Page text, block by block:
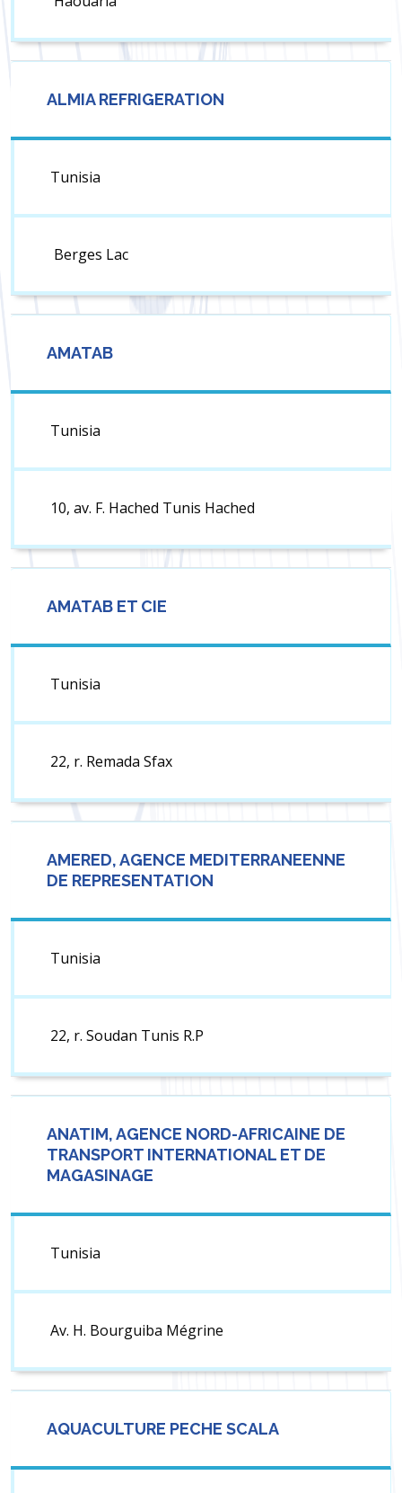
ALMIA REFRIGERATION
Tunisia
Berges Lac
AMATAB
Tunisia
10, av. F. Hached Tunis Hached
AMATAB ET CIE
Tunisia
22, r. Remada Sfax
AMERED, AGENCE MEDITERRANEENNE
DE REPRESENTATION
Tunisia
22, r. Soudan Tunis R.P
ANATIM, AGENCE NORD-AFRICAINE DE
TRANSPORT INTERNATIONAL ET DE
MAGASINAGE
Tunisia
Av. H. Bourguiba Mégrine
AQUACULTURE PECHE SCALA